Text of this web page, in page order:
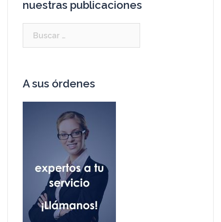
nuestras publicaciones
A sus órdenes